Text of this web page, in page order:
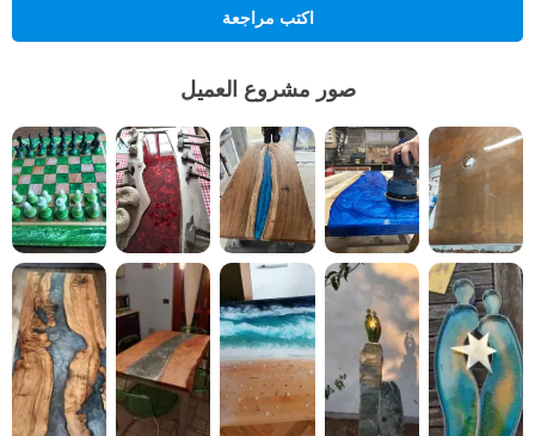
اكتب مراجعة
صور مشروع العميل